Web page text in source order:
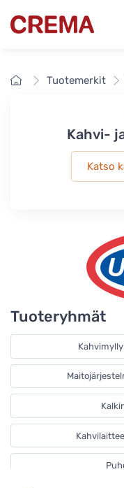
Crema
EtusivuTuotemerkit
Kahvi-
Katso
Tuoteryhmät